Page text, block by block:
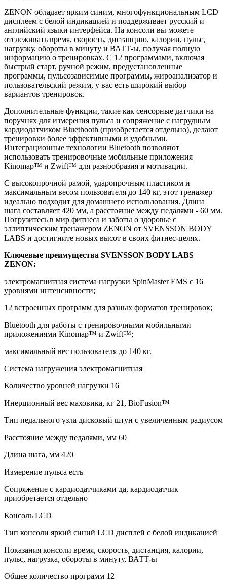
ZENON обладает ярким синим, многофункциональным LCD
дисплеем с белой индикацией и поддерживает русский и
английский языки интерфейса. На консоли вы можете
отслеживать время, скорость, дистанцию, калории, пульс,
нагрузку, обороты в минуту и ВАТТ-ы, получая полную
информацию о тренировках. С 12 программами, включая
быстрый старт, ручной режим, предустановленные
программы, пульсозависимые программы, жироанализатор и
пользовательский режим, у вас есть широкий выбор
вариантов тренировок.
Дополнительные функции, такие как сенсорные датчики на
поручнях для измерения пульса и сопряжение с нагрудным
кардиодатчиком Bluethooth (приобретается отдельно), делают
тренировки более эффективными и удобными.
Интеграционные технологии Bluetooth позволяют
использовать тренировочные мобильные приложения
Kinomap™ и Zwift™ для разнообразия и мотивации.
С высокопрочной рамой, ударопрочным пластиком и
максимальным весом пользователя до 140 кг, этот тренажер
идеально подходит для домашнего использования. Длина
шага составляет 420 мм, а расстояние между педалями - 60 мм.
Погрузитесь в мир фитнеса и заботы о здоровье с
эллиптическим тренажером ZENON от SVENSSON BODY
LABS и достигните новых высот в своих фитнес-целях.
Ключевые преимущества SVENSSON BODY LABS
ZENON:
электромагнитная система нагрузки SpinMaster EMS с 16
уровнями интенсивности;
12 встроенных программ для разных форматов тренировок;
Bluetooth для работы с тренировочными мобильными
приложениями Kinomap™ и Zwift™;
максимальный вес пользователя до 140 кг.
Система нагружения электромагнитная
Количество уровней нагрузки 16
Инерционный вес маховика, кг 21, BioFusion™
Тип педального узла дисковый штун с увеличенным радиусом
Расстояние между педалями, мм 60
Длина шага, мм 420
Измерение пульса есть
Сопряжение с кардиодатчиками да, кардиодатчик
приобретается отдельно
Консоль LCD
Тип консоли яркий синий LCD дисплей с белой индикацией
Показания консоли время, скорость, дистанция, калории,
пульс, нагрузка, обороты в минуту, ВАТТ-ы
Общее количество программ 12